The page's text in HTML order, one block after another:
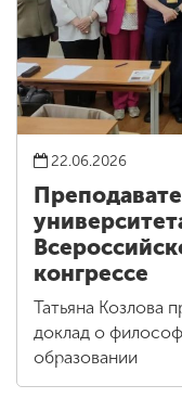
22.06.2026
конгрессе
Татьяна Козлова
доклад о
образовании